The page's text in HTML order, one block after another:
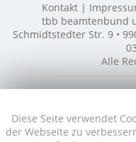
Diese Seite verwendet
der Webseite zu
Kontakt
tbb beamtenbund
Schmidtstedter Str. 9 •
Alle